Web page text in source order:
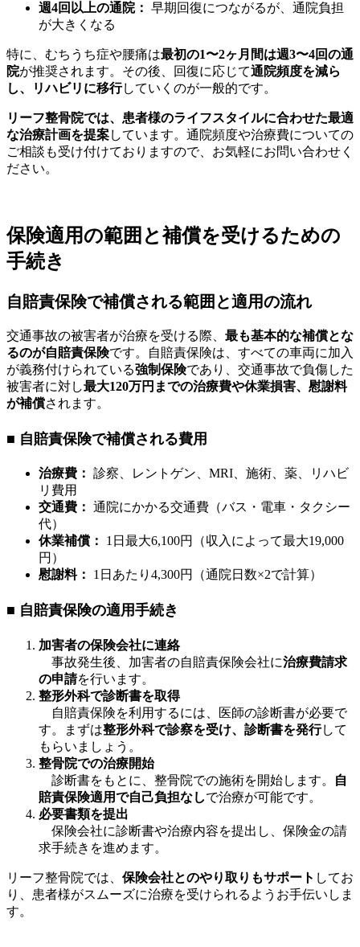
週4回以上の通院： 早期回復につながるが、通院負担
が大きくなる
特に、むちうち症や腰痛は最初の1〜2ヶ月間は週3〜4回の通
院が推奨されます。その後、回復に応じて通院頻度を減ら
し、リハビリに移行していくのが一般的です。
リーフ整骨院では、患者様のライフスタイルに合わせた最適
な治療計画を提案しています。通院頻度や治療費についての
ご相談も受け付けておりますので、お気軽にお問い合わせく
ださい。
保険適用の範囲と補償を受けるための
手続き
自賠責保険で補償される範囲と適用の流れ
交通事故の被害者が治療を受ける際、 最も基本的な補償とな
るのが自賠責保険です。自賠責保険は、すべての車両に加入
が義務付けられている強制保険であり、交通事故で負傷した
被害者に対し最大120万円までの治療費や休業損害、慰謝料
が補償されます。
■ 自賠責保険で補償される費用
治療費： 診察、レントゲン、MRI、施術、薬、リハビ
リ費用
交通費： 通院にかかる交通費（バス・電車・タクシー
代）
休業補償：
1日最大6,100円（収入によって最大19,000
円）
慰謝料：
1日あたり4,300円（通院日数×2で計算）
■ 自賠責保険の適用手続き
加害者の保険会社に連絡
事故発生後、加害者の自賠責保険会社に治療費請求
の申請を行います。
整形外科で診断書を取得
自賠責保険を利用するには、医師の診断書が必要で
す。まずは整形外科で診察を受け、診断書を発行して
もらいましょう。
整骨院での治療開始
診断書をもとに、整骨院での施術を開始します。
自
賠責保険適用で自己負担なしで治療が可能です。
必要書類を提出
保険会社に診断書や治療内容を提出し、保険金の請
求手続きを進めます。
リーフ整骨院では、 保険会社とのやり取りもサポート してお
り、患者様がスムーズに治療を受けられるようお手伝いしま
す。